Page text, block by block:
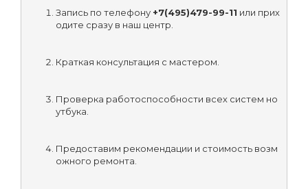
Запись по телефону +7(495)479-99-11 или прих
одите сразу в наш центр.
Краткая консультация с мастером.
Проверка работоспособности всех систем но
утбука.
Предоставим рекомендации и стоимость возм
ожного ремонта.